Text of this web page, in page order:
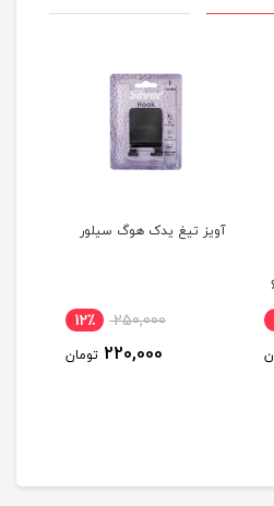
آویز تیغ یدک هوگ سیلور
250,000 12٪
220,000 تومان